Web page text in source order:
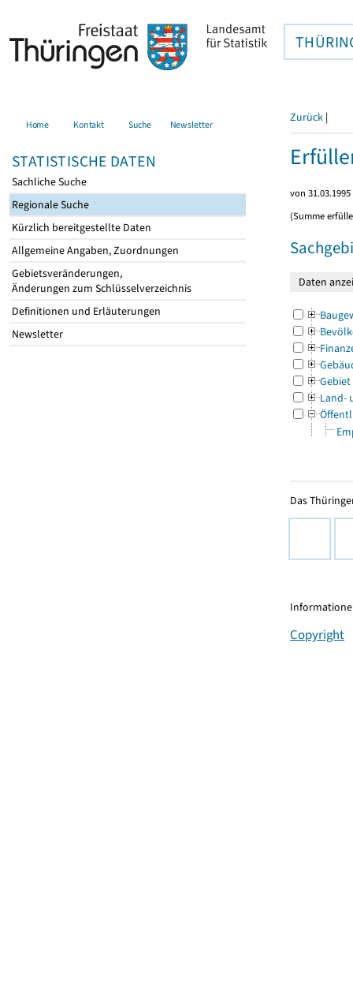
Home Kontakt Suche Newsletter
STATISTISCHE DATEN
Sachliche Suche
Regionale Suche
Kürzlich bereitgestellte Daten
Allgemeine Angaben, Zuordnungen
Gebietsveränderungen,
Änderungen zum Schlüsselverzeichnis
Definitionen und Erläuterungen
Newsletter
Zurück |
von
(Summe
Gebiet
Land-
Das
Copyright